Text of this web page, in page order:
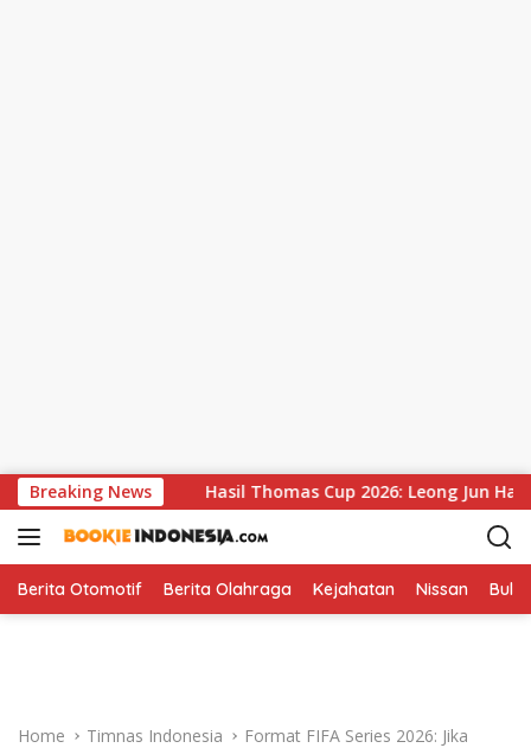
k
p
o
Breaking NewsHasil Thomas Cup 2026: Leong Jun Hao Gagal
Berita Otomotif Berita Olahraga Kejahatan Nissan
Home Timnas Indonesia
Format FIFA Series 2026: Jika